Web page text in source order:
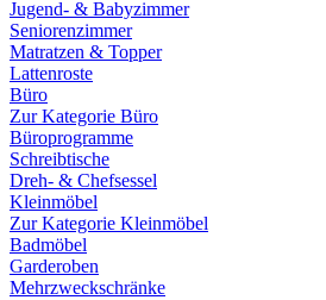
Jugend- & Babyzimmer
Seniorenzimmer
Matratzen & Topper
Lattenroste
Büro
Zur Kategorie Büro
Büroprogramme
Schreibtische
Dreh- & Chefsessel
Kleinmöbel
Zur Kategorie Kleinmöbel
Badmöbel
Garderoben
Mehrzweckschränke